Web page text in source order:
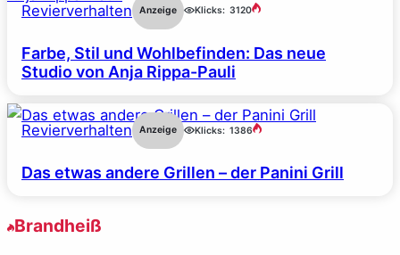
Revierverhalten Anzeige Klicks: 3120
Farbe, Stil und Wohlbefinden: Das neue
Studio von Anja Rippa-Pauli
Revierverhalten Anzeige Klicks: 1386
Das etwas andere Grillen – der Panini Grill
Brandheiß